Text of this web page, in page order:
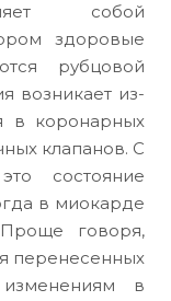
собой
здоровые
рубцовой
возникает из-
в коронарных
клапанов. С
состояние
в миокарде
Проще говоря,
перенесенных
в